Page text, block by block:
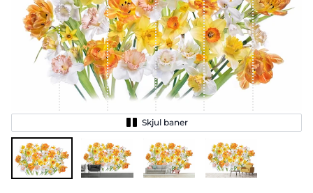
Skjul baner